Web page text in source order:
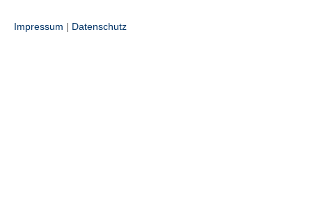
Impressum | Datenschutz